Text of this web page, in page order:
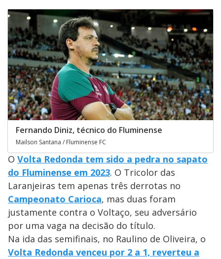
Fernando Diniz, técnico do Fluminense
Mailson Santana / Fluminense FC
O Volta Redonda tem sido a pedra no sapato
do Fluminense em 2023. O Tricolor das
Laranjeiras tem apenas três derrotas no
Campeonato Carioca, mas duas foram
justamente contra o Voltaço, seu adversário
por uma vaga na decisão do título.
Na ida das semifinais, no Raulino de Oliveira, o
Volta Redonda venceu por 2 a 1, reverteu a